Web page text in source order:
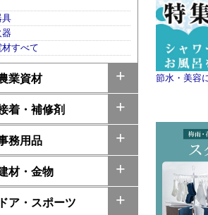
具
器
すべて
業資材
着・補修剤
務用品
材・金物
ア・スポーツ
節水・美容